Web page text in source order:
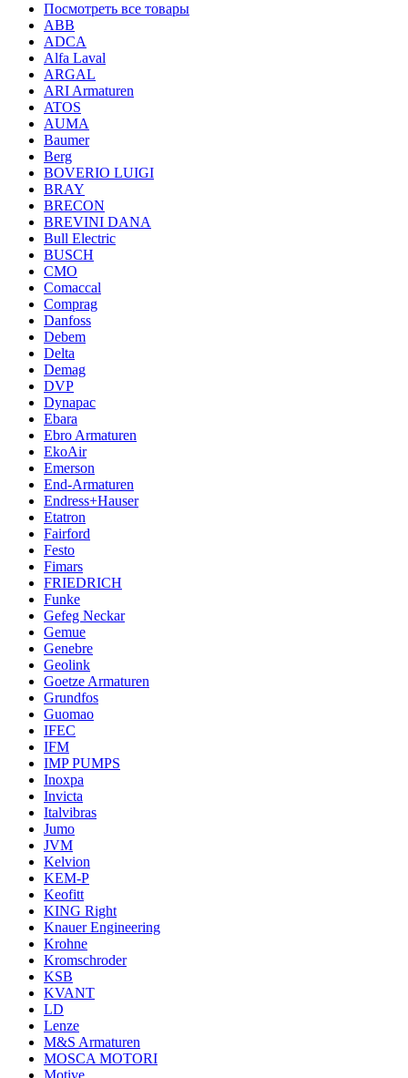
Посмотреть все товары
ABB
ADCA
Alfa Laval
ARGAL
ARI Armaturen
ATOS
AUMA
Baumer
Berg
BOVERIO LUIGI
BRAY
BRECON
BREVINI DANA
Bull Electric
BUSCH
CMO
Comaccal
Comprag
Danfoss
Debem
Delta
Demag
DVP
Dynapac
Ebara
Ebro Armaturen
EkoAir
Emerson
End-Armaturen
Endress+Hauser
Etatron
Fairford
Festo
Fimars
FRIEDRICH
Funke
Gefeg Neckar
Gemue
Genebre
Geolink
Goetze Armaturen
Grundfos
Guomao
IFEC
IFM
IMP PUMPS
Inoxpa
Invicta
Italvibras
Jumo
JVM
Kelvion
KEM-P
Keofitt
KING Right
Knauer Engineering
Krohne
Kromschroder
KSB
KVANT
LD
Lenze
M&S Armaturen
MOSCA MOTORI
Motive